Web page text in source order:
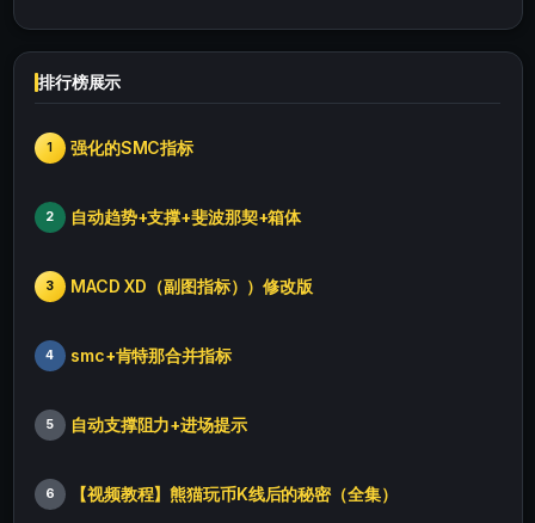
排行榜展示
1 强化的SMC指标
2 自动趋势+支撑+斐波那契+箱体
3 MACD XD（副图指标））修改版
4 smc+肯特那合并指标
5 自动支撑阻力+进场提示
6 【视频教程】熊猫玩币K线后的秘密（全集）